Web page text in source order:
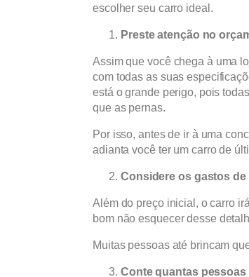
escolher seu carro ideal.
Preste atenção no
Assim que você chega à uma
com todas as suas
está o grande perigo, pois
que as pernas.
Por isso, antes de ir à uma
adianta você ter um carro de
Considere os gastos de
Além do preço inicial, o carro
bom não esquecer desse
Muitas pessoas até brincam
Conte quantas pessoas